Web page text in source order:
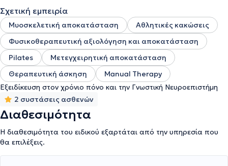
καθοδήγησημέσω του Physical Therapy Consultation και
υπηρεσίες δεύτερης γνώμης για τον βέλτιστο σχεδιασμό της
θεραπευτικής πορείας. Εκδίδονται όλα τα νόμιμα παραστατικά
για κατάθεση και αποζημίωση σε ιδιωτικές ασφαλιστικές
εταιρείες.
Σχετική εμπειρία
Μυοσκελετική αποκατάσταση
Αθλητικές κακώσεις
Φυσικοθεραπευτική αξιολόγηση και αποκατάσταση
Pilates
Μετεγχειρητική αποκατάσταση
Θεραπευτική άσκηση
Manual Therapy
Εξειδίκευση στον χρόνιο πόνο και την Γνωστική Νευροεπιστήμη
2 συστάσεις ασθενών
Διαθεσιμότητα
Η διαθεσιμότητα του ειδικού εξαρτάται από την υπηρεσία που
θα επιλέξεις.